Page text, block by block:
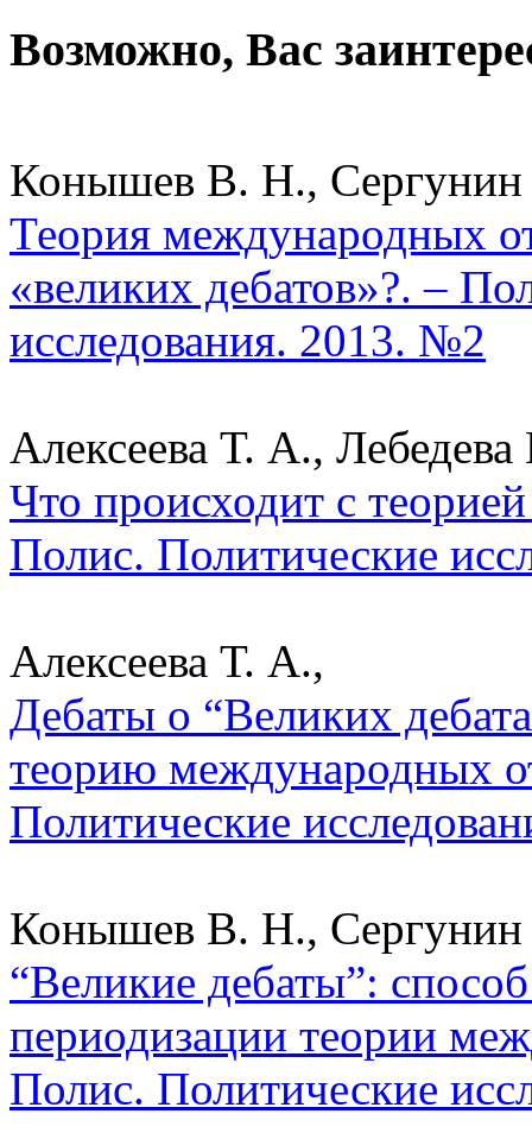
Возможно, Вас
Конышев В. Н.,
Теория международных
«великих дебатов»?. –
исследования. 2013. №2
Алексеева Т. А.,
Что происходит с
Полис. Политические
Алексеева Т. А.,
Дебаты о “Великих
теорию международных
Политические
Конышев В. Н.,
“Великие дебаты”:
периодизации теории
Полис. Политические